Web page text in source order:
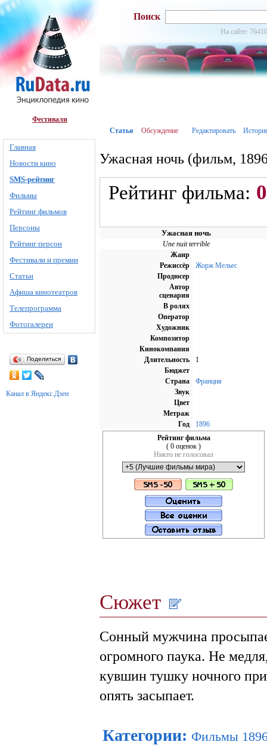
Фестивали
Главная
Новости кино
SMS-рейтинг
Фильмы
Рейтинг фильмов
Персоны
Рейтинг персон
Фестивали и премии
Статьи
Афиша кинотеатров
Телепрограмма
Фотогалереи
Поделиться
Канал в Яндекс.Дзен
Поиск
На сайте:
Статья Обсуждение Редактировать
Ужасная ночь (фильм,
Рейтинг фильма: 0
Ужасная ночь
Une nuit terrible
Жанр
Режиссёр
Жорж Мельес
Продюсер
Автор
сценария
В ролях
Оператор
Художник
Композитор
Кинокомпания
Длительность
1
Бюджет
Страна
Франция
Звук
Цвет
Метраж
Год
1896
Рейтинг фильма
( 0 оценок )
Никто не голосовал
Сюжет
Сонный мужчина
огромного паука. Не
кувшин тушку ночного
опять засыпает.
Категории: Фильмы